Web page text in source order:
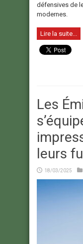
défensives de
modernes.
Lire la suite...
Les
leurs
18/03/2025